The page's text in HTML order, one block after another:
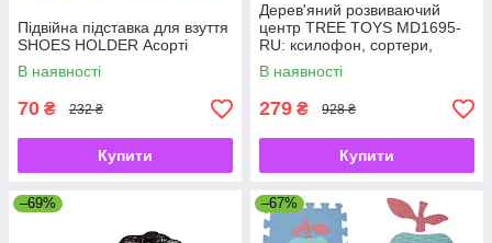
Підвійна підставка для взуття
SHOES HOLDER Асорті
В наявності
70 ₴ 232 ₴
Купити
Дерев'яний розвиваючий
центр TREE TOYS MD1695-
RU: ксилофон, сортери,
рибальство, 10 рибок
В наявності
279 ₴ 928 ₴
Купити
–69% –67%